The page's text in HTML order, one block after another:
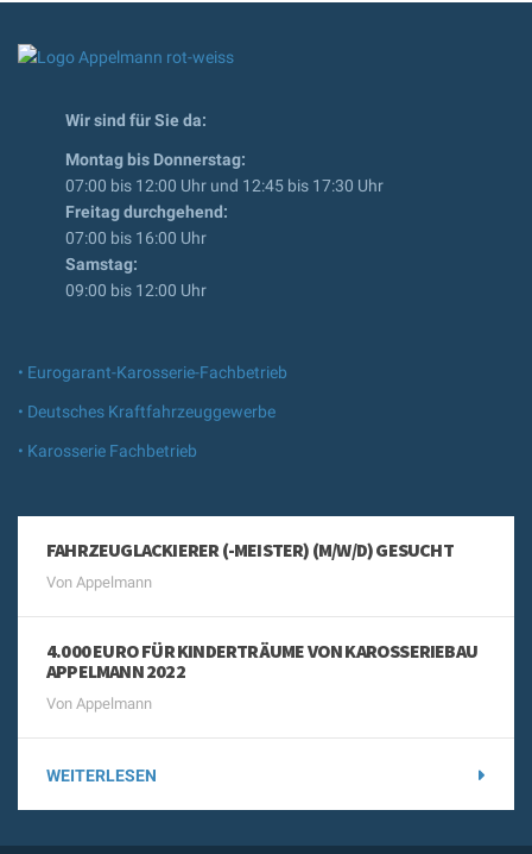
Wir sind für Sie da:
Montag bis Donnerstag:
07:00 bis 12:00 Uhr und 12:45 bis 17:30 Uhr
Freitag durchgehend:
07:00 bis 16:00 Uhr
Samstag:
09:00 bis 12:00 Uhr
• Eurogarant-Karosserie-Fachbetrieb
• Deutsches Kraftfahrzeuggewerbe
• Karosserie Fachbetrieb
FAHRZEUGLACKIERER (-MEISTER) (M/W/D) GESUCHT
Von Appelmann
4.000 EURO FÜR KINDERTRÄUME VON KAROSSERIEBAU
APPELMANN 2022
Von Appelmann
WEITERLESEN